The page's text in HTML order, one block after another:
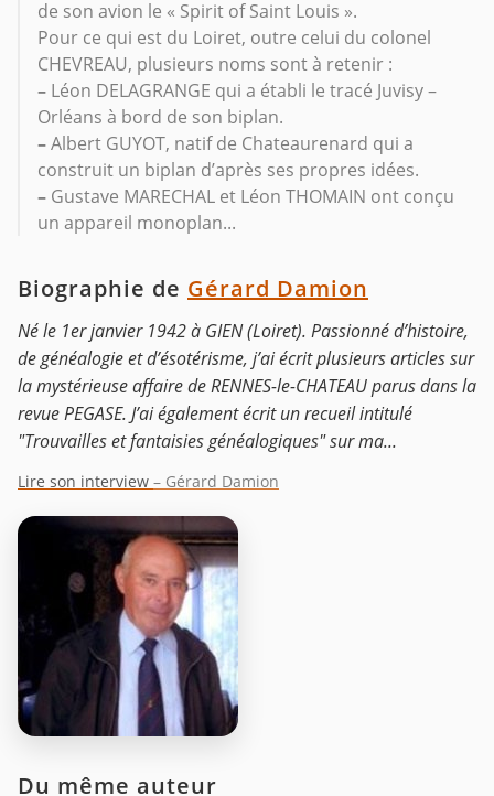
de son avion le « Spirit of Saint Louis ».
Pour ce qui est du Loiret, outre celui du colonel
CHEVREAU, plusieurs noms sont à retenir :
– Léon DELAGRANGE qui a établi le tracé Juvisy –
Orléans à bord de son biplan.
–Albert GUYOT, natif de Chateaurenard qui a
construit un biplan d’après ses propres idées.
– Gustave MARECHAL et Léon THOMAIN ont conçu
un appareil monoplan...
Biographie de Gérard Damion
Né le 1er janvier 1942 à GIEN (Loiret). Passionné d’histoire,
de généalogie et d’ésotérisme, j’ai écrit plusieurs articles sur
la mystérieuse affaire de RENNES-le-CHATEAU parus dans la
revue PEGASE. J’ai également écrit un recueil intitulé
"Trouvailles et fantaisies généalogiques" sur ma...
Lire son interview – Gérard Damion
Du même auteur